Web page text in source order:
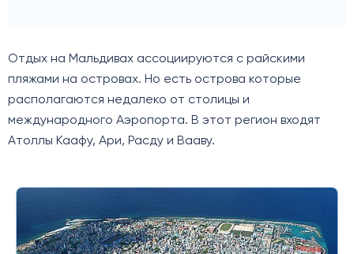
Отдых на Мальдивах ассоциируются с райскими
пляжами на островах. Но есть острова которые
располагаются недалеко от столицы и
международного Аэропорта. В этот регион входят
Атоллы Каафу, Ари, Расду и Вааву.